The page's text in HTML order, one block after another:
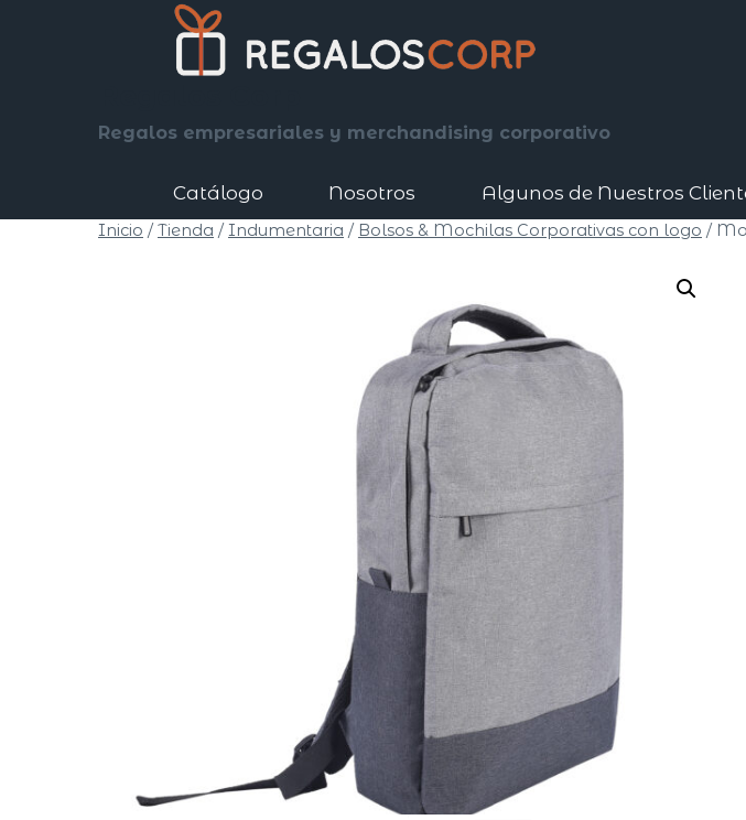
Regalos empresariales y merchandising corporativo
Catálogo Nosotros Algunos de Nuestros
Inicio / Tienda / Indumentaria / Bolsos & Mochilas Corporativas con logo /